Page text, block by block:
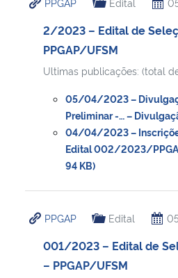
Ministério do Desenvolvimento Regional
Controladoria-Geral da União
Secretaria-Geral
Secretaria de Governo
Gabinete de Segurança Institucional
Banco Central do Brasil
2/2023 – Edital de
PPGAP/UFSM
Ultimas publicações: (total
05/04/2023 –
Preliminar -… –
04/04/2023 –
Edital 002/2023/
94 KB)
PPGAP Edital
001/2023 – Edital de
– PPGAP/UFSM